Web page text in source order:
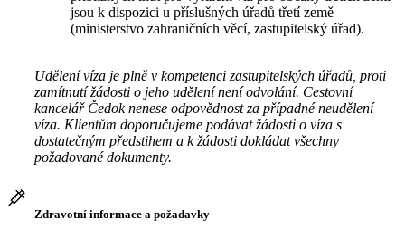
jsou k dispozici u příslušných úřadů třetí země
(ministerstvo zahraničních věcí, zastupitelský úřad).
Udělení víza je plně v kompetenci zastupitelských úřadů, proti
zamítnutí žádosti o jeho udělení není odvolání. Cestovní
kancelář Čedok nenese odpovědnost za případné neudělení
víza. Klientům doporučujeme podávat žádosti o víza s
dostatečným předstihem a k žádosti dokládat všechny
požadované dokumenty.
Zdravotní informace a požadavky